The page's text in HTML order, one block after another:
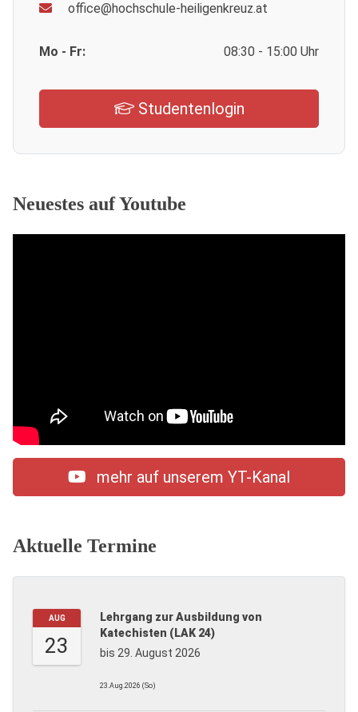
office@hochschule-heiligenkreuz.at
Mo - Fr: 08:30 - 15:00 Uhr
Studentenlogin
Neuestes auf Youtube
mehr auf unserem YT-Kanal
Aktuelle Termine
AUG
23
Lehrgang zur Ausbildung von
Katechisten (LAK 24)
bis 29. August 2026
23.Aug.2026 (So)